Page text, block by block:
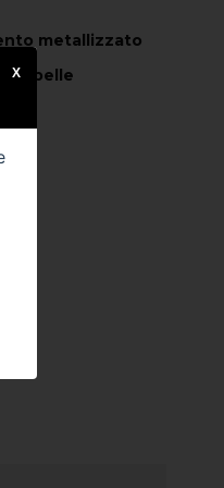
metallizzato
pelle
X